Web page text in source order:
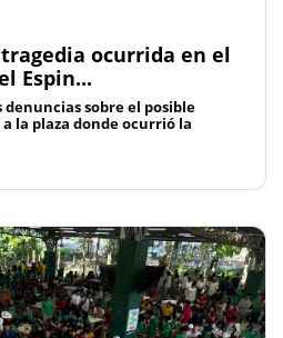
ocurrida en el
Espin...
denuncias sobre el posible
la plaza donde ocurrió la